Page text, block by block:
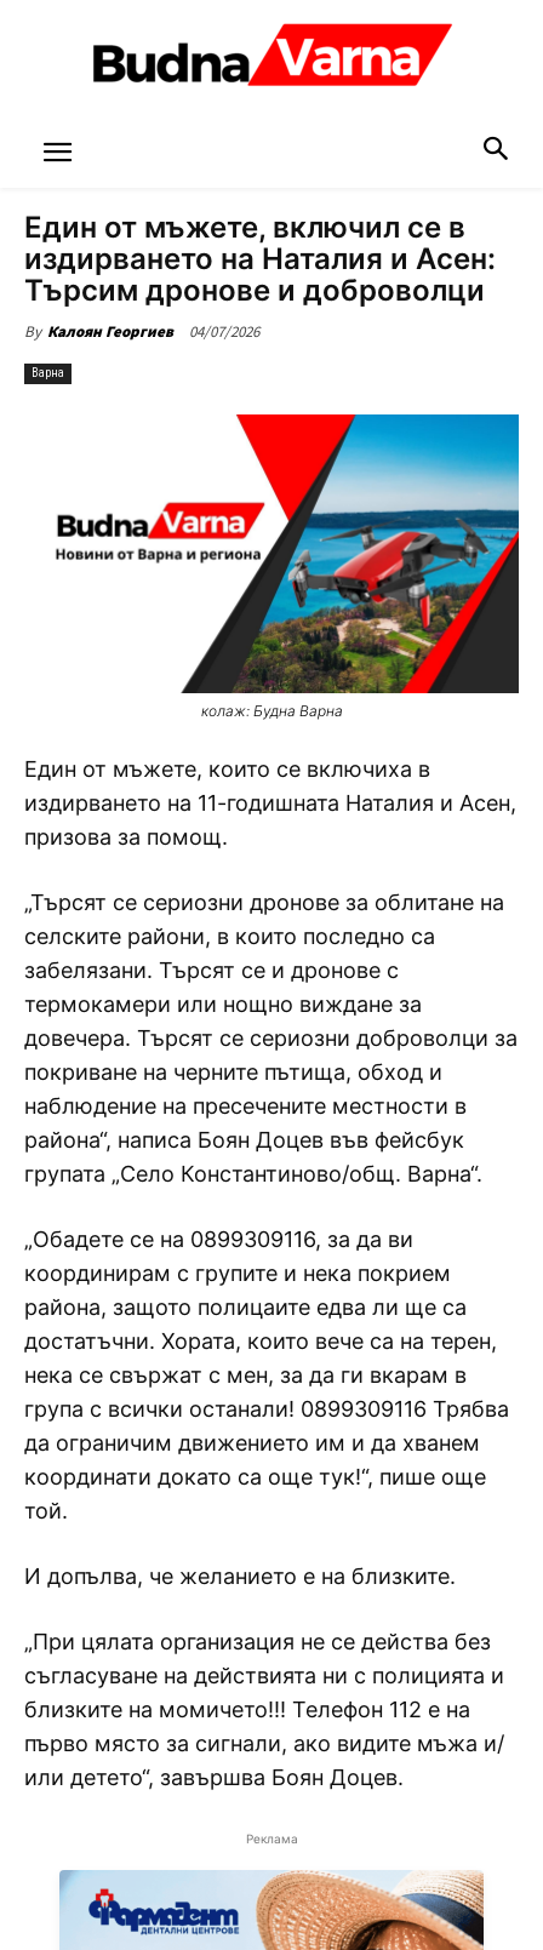
Един от мъжете, включил се в
издирването на Наталия и Асен:
Търсим дронове и доброволци
By Калоян Георгиев 04/07/2026
Варна
колаж: Будна Варна
Един от мъжете, които се включиха в
издирването на 11-годишната Наталия и Асен,
призова за помощ.
„Търсят се сериозни дронове за облитане на
селските райони, в които последно са
забелязани. Търсят се и дронове с
термокамери или нощно виждане за
довечера. Търсят се сериозни доброволци за
покриване на черните пътища, обход и
наблюдение на пресечените местности в
района“, написа Боян Доцев във фейсбук
групата „Село Константиново/общ. Варна“.
„Обадете се на 0899309116, за да ви
координирам с групите и нека покрием
района, защото полицаите едва ли ще са
достатъчни. Хората, които вече са на терен,
нека се свържат с мен, за да ги вкарам в
група с всички останали! 0899309116 Трябва
да ограничим движението им и да хванем
координати докато са още тук!“, пише още
той.
И допълва, че желанието е на близките.
„При цялата организация не се действа без
съгласуване на действията ни с полицията и
близките на момичето!!! Телефон 112 е на
първо място за сигнали, ако видите мъжа и/
или детето“, завършва Боян Доцев.
Реклама